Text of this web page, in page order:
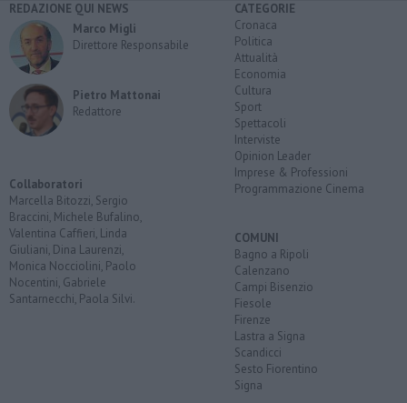
REDAZIONE QUI NEWS
Marco Migli
Direttore Responsabile
Pietro Mattonai
Redattore
Collaboratori
Marcella Bitozzi, Sergio
Braccini, Michele Bufalino,
Valentina Caffieri, Linda
Giuliani, Dina Laurenzi,
Monica Nocciolini, Paolo
Nocentini, Gabriele
Santarnecchi, Paola Silvi.
CATEGORIE
Cronaca
Politica
Attualità
Economia
Cultura
Sport
Spettacoli
Interviste
Opinion Leader
Imprese & Professioni
Programmazione Cinema
COMUNI
Bagno a Ripoli
Calenzano
Campi Bisenzio
Fiesole
Firenze
Lastra a Signa
Scandicci
Sesto Fiorentino
Signa